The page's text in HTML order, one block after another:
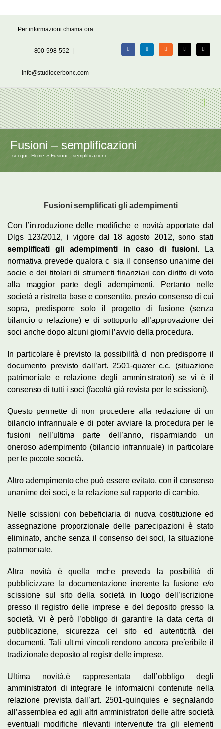
Per informazioni chiama ora
800-598-552
info@studiocerbone.com
FacebookLinkedIn Rss X Email
Fusioni – semplificazioni
sei qui: Home Fusioni – semplificazioni
Fusioni semplificati gli adempimenti
Con l’introduzione delle modifiche e novità apportate dal
Dlgs 123/2012, i vigore dal 18 agosto 2012, sono stati
semplificati gli adempimenti in caso di fusioni. La
normativa prevede qualora ci sia il consenso unanime dei
socie e dei titolari di strumenti finanziari con diritto di voto
alla maggior parte degli adempimenti. Pertanto nelle
società a ristretta base e consentito, previo consenso di cui
sopra, predisporre solo il progetto di fusione (senza
bilancio o relazione) e di sottoporlo all’approvazione dei
soci anche dopo alcuni giorni l’avvio della procedura.
In particolare è previsto la possibilità di non predisporre il
documento previsto dall’art. 2501-quater c.c. (situazione
patrimoniale e relazione degli amministratori) se vi è il
consenso di tutti i soci (facoltà già revista per le scissioni).
Questo permette di non procedere alla redazione di un
bilancio infrannuale e di poter avviare la procedura per le
fusioni nell’ultima parte dell’anno, risparmiando un
oneroso adempimento (bilancio infrannuale) in particolare
per le piccole società.
Altro adempimento che può essere evitato, con il consenso
unanime dei soci, e la relazione sul rapporto di cambio.
Nelle scissioni con bebeficiaria di nuova costituzione ed
assegnazione proporzionale delle partecipazioni è stato
eliminato, anche senza il consenso dei soci, la situazione
patrimoniale.
Altra novità è quella mche preveda la posibilità di
pubblicizzare la documentazione inerente la fusione e/o
scissione sul sito della società in luogo dell’iscrizione
presso il registro delle imprese e del deposito presso la
società. Vi è però l’obbligo di garantire la data certa di
pubblicazione, sicurezza del sito ed autenticità dei
documenti. Tali ultimi vincoli rendono ancora preferibile il
tradizionale deposito al registr delle imprese.
Ultima novità.è rappresentata dall’obbligo degli
amministratori di integrare le informaioni contenute nella
relazione prevista dall’art. 2501-quinquies e segnalando
all’assemblea ed agli altri amministratori delle altre società
eventuali modifiche rilevanti intervenute tra gli elementi